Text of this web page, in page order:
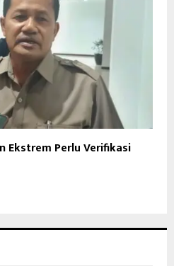
Ekstrem Perlu Verifikasi